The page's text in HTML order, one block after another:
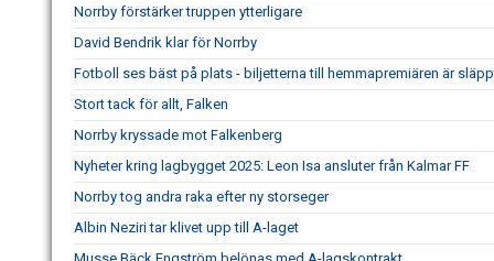
Norrby förstärker truppen ytterligare
David Bendrik klar för Norrby
Fotboll ses bäst på plats - biljetterna till hemmapremiären är
Stort tack för allt, Falken
Norrby kryssade mot Falkenberg
Nyheter kring lagbygget 2025: Leon Isa ansluter från Kalmar FF
Norrby tog andra raka efter ny storseger
Albin Neziri tar klivet upp till A-laget